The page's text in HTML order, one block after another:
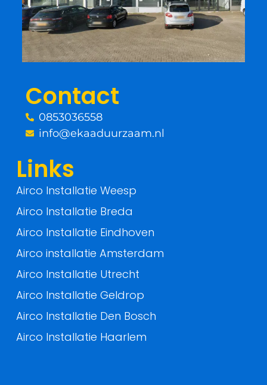
b
o
k
-
t
e
Contact
0853036558
info@ekaaduurzaam.nl
Links
Airco Installatie Weesp
Airco Installatie Breda
Airco Installatie Eindhoven
Airco installatie Amsterdam
Airco Installatie Utrecht
Airco Installatie Geldrop
Airco Installatie Den Bosch
Airco Installatie Haarlem